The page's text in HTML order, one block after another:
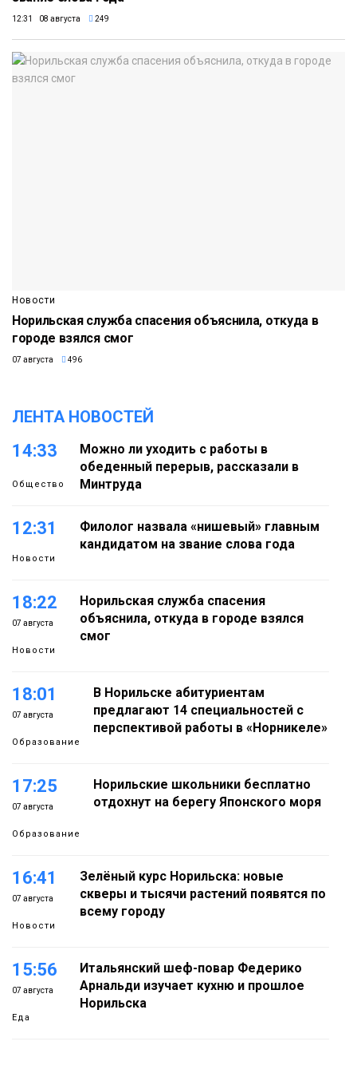
12:31 08 августа 249
Новости
Норильская служба спасения объяснила, откуда в
городе взялся смог
07 августа 496
ЛЕНТА НОВОСТЕЙ
14:33
Общество
Можно ли уходить с работы в
обеденный перерыв, рассказали в
Минтруда
12:31
Новости
Филолог назвала «нишевый» главным
кандидатом на звание слова года
18:22
07 августа
Новости
Норильская служба спасения
объяснила, откуда в городе взялся
смог
18:01
07 августа
Образование
В Норильске абитуриентам
предлагают 14 специальностей с
перспективой работы в «Норникеле»
17:25
07 августа
Образование
Норильские школьники бесплатно
отдохнут на берегу Японского моря
16:41
07 августа
Новости
Зелёный курс Норильска: новые
скверы и тысячи растений появятся по
всему городу
15:56
07 августа
Еда
Итальянский шеф-повар Федерико
Арнальди изучает кухню и прошлое
Норильска